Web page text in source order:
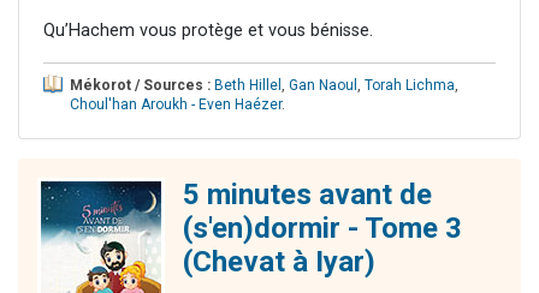
Qu’Hachem vous protège et vous bénisse.
Mékorot / Sources : Beth Hillel , Gan Naoul , Torah Lichma,
Choul'han Aroukh - Even Haézer.
5 minutes avant de
(s'en)dormir - Tome 3
(Chevat à Iyar)